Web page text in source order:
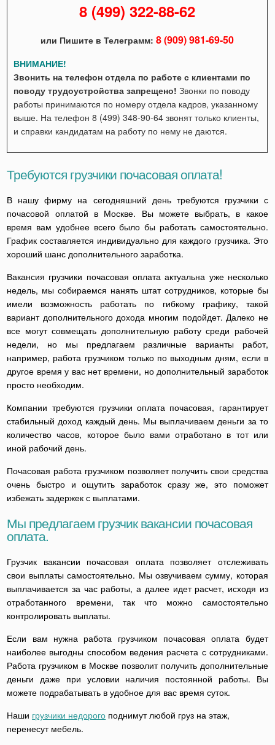
8 (499) 322-88-62
или Пишите в Телеграмм: 8 (909) 981-69-50
ВНИМАНИЕ!
Звонить на телефон отдела по работе с клиентами по
поводу трудоустройства запрещено! Звонки по поводу
работы принимаются по номеру отдела кадров, указанному
выше. На телефон 8 (499) 348-90-64 звонят только клиенты,
и справки кандидатам на работу по нему не даются.
Требуются грузчики почасовая оплата!
В нашу фирму на сегодняшний день требуются грузчики с
почасовой оплатой в Москве. Вы можете выбрать, в какое
время вам удобнее всего было бы работать самостоятельно.
График составляется индивидуально для каждого грузчика. Это
хороший шанс дополнительного заработка.
Вакансия грузчики почасовая оплата актуальна уже несколько
недель, мы собираемся нанять штат сотрудников, которые бы
имели возможность работать по гибкому графику, такой
вариант дополнительного дохода многим подойдет. Далеко не
все могут совмещать дополнительную работу среди рабочей
недели, но мы предлагаем различные варианты работ,
например, работа грузчиком только по выходным дням, если в
другое время у вас нет времени, но дополнительный заработок
просто необходим.
Компании требуются грузчики оплата почасовая, гарантирует
стабильный доход каждый день. Мы выплачиваем деньги за то
количество часов, которое было вами отработано в тот или
иной рабочий день.
Почасовая работа грузчиком позволяет получить свои средства
очень быстро и ощутить заработок сразу же, это поможет
избежать задержек с выплатами.
Мы предлагаем грузчик вакансии почасовая
оплата.
Грузчик вакансии почасовая оплата позволяет отслеживать
свои выплаты самостоятельно. Мы озвучиваем сумму, которая
выплачивается за час работы, а далее идет расчет, исходя из
отработанного времени, так что можно самостоятельно
контролировать выплаты.
Если вам нужна работа грузчиком почасовая оплата будет
наиболее выгодны способом ведения расчета с сотрудниками.
Работа грузчиком в Москве позволит получить дополнительные
деньги даже при условии наличия постоянной работы. Вы
можете подрабатывать в удобное для вас время суток.
Наши грузчики недорого поднимут любой груз на этаж,
перенесут мебель.